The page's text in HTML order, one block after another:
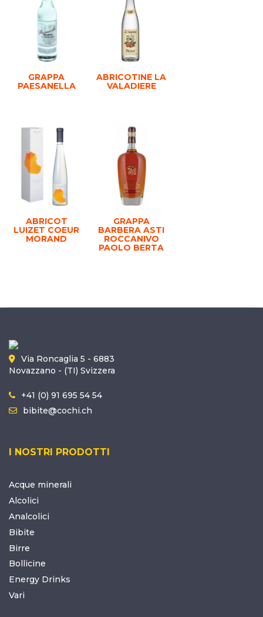
GRAPPA
PAESANELLA
ABRICOTINE LA
VALADIERE
ABRICOT
LUIZET COEUR
MORAND
GRAPPA
BARBERA ASTI
ROCCANIVO
PAOLO BERTA
Via Roncaglia 5 - 6883
Novazzano - (TI) Svizzera
+41 (0) 91 695 54 54
bibite@cochi.ch
I NOSTRI PRODOTTI
Acque minerali
Alcolici
Analcolici
Bibite
Birre
Bollicine
Energy Drinks
Vari